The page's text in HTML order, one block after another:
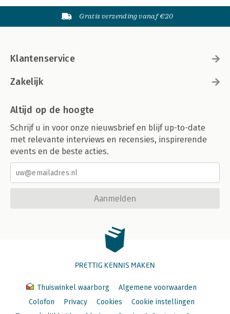
Gratis verzending vanaf €20
Klantenservice
Zakelijk
Altijd op de hoogte
Schrijf u in voor onze nieuwsbrief en blijf up-to-date
met relevante interviews en recensies, inspirerende
events en de beste acties.
Aanmelden
PRETTIG KENNIS MAKEN
Thuiswinkel waarborg
Algemene voorwaarden
Colofon
Privacy Cookies
Cookie instellingen